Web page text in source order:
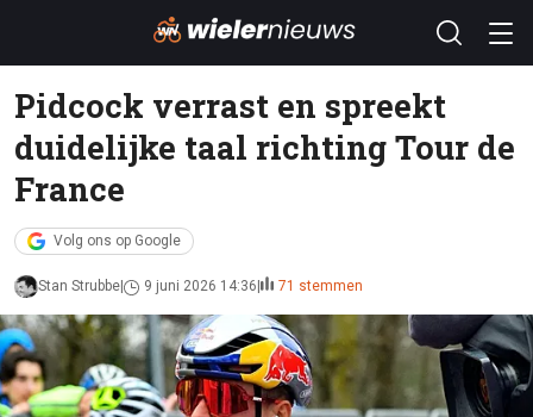
Pidcock verrast en spreekt
duidelijke taal richting Tour de
France
Volg ons op Google
Stan Strubbe 9 juni 2026 14:36 71 stemmen